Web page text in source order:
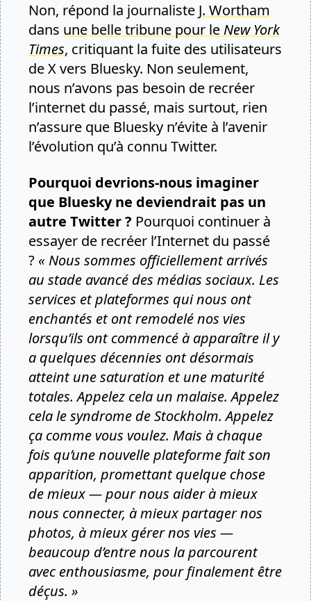
Non, répond la journaliste J. Wortham
dans une belle tribune pour leNew York
Times, critiquant la fuite des utilisateurs
de X vers Bluesky. Non seulement,
nous n’avons pas besoin de recréer
l’internet du passé, mais surtout, rien
n’assure que Bluesky n’évite à l’avenir
l’évolution qu’à connu Twitter.
Pourquoi devrions-nous imaginer
que Bluesky ne deviendrait pas un
autre Twitter ? Pourquoi continuer à
essayer de recréer l’Internet du passé
? « Nous sommes officiellement arrivés
au stade avancé des médias sociaux. Les
services et plateformes qui nous ont
enchantés et ont remodelé nos vies
lorsqu’ils ont commencé à apparaître il y
a quelques décennies ont désormais
atteint une saturation et une maturité
totales. Appelez cela un malaise. Appelez
cela le syndrome de Stockholm. Appelez
ça comme vous voulez. Mais à chaque
fois qu’une nouvelle plateforme fait son
apparition, promettant quelque chose
de mieux — pour nous aider à mieux
nous connecter, à mieux partager nos
photos, à mieux gérer nos vies —
beaucoup d’entre nous la parcourent
avec enthousiasme, pour finalement être
déçus. »